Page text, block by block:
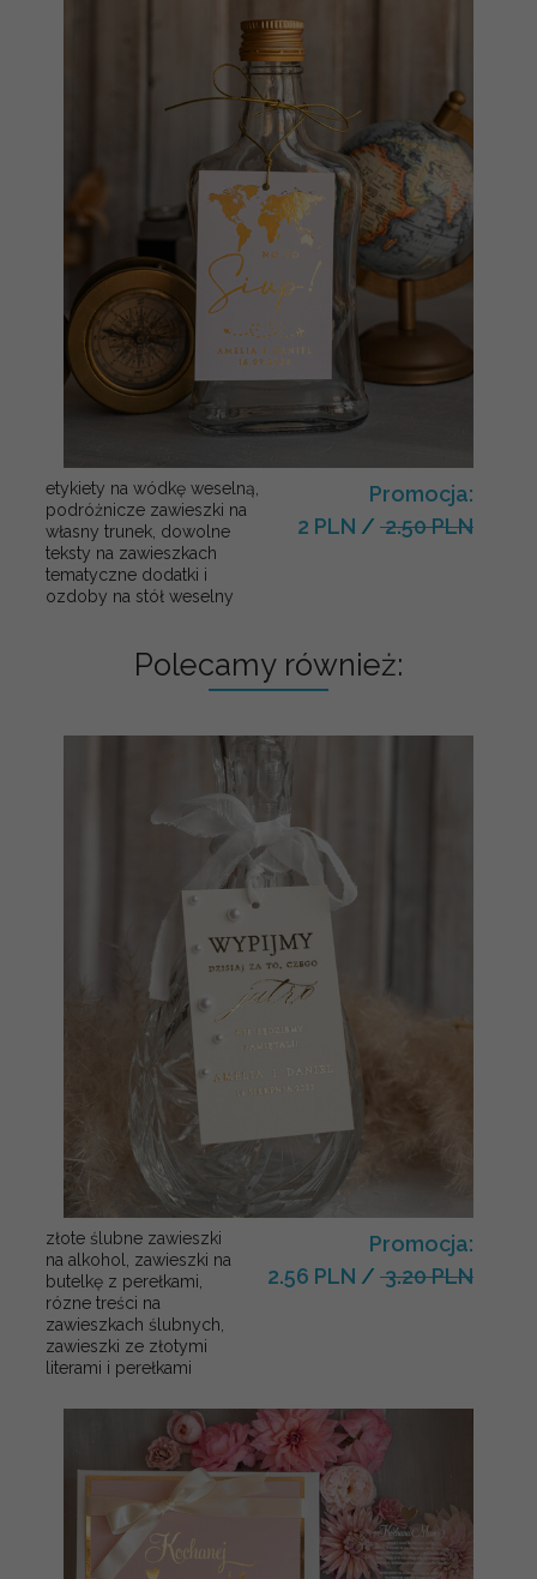
etykiety na wódkę weselną,
podróżnicze zawieszki na
własny trunek, dowolne
teksty na zawieszkach
tematyczne dodatki i
ozdoby na stół weselny
Promocja:
2 PLN / 2.50 PLN
Polecamy również:
złote ślubne zawieszki
na alkohol, zawieszki na
butelkę z perełkami,
rózne treści na
zawieszkach ślubnych,
zawieszki ze złotymi
literami i perełkami
Promocja:
2.56 PLN / 3.20 PLN